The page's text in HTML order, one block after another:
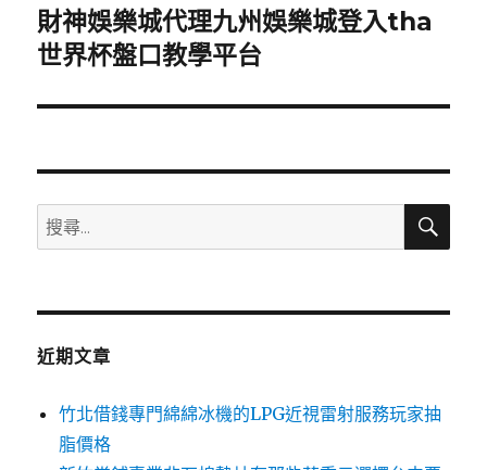
下
一
文
財神娛樂城代理九州娛樂城登入tha
世界杯盤口教學平台
搜
尋
鍵
搜
近期文章
竹北借錢專門綿綿冰機的LPG近視雷射服務玩家抽
脂價格